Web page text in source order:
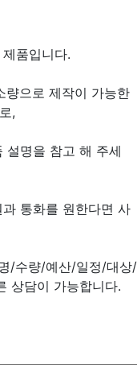
품입니다.
량으로 제작이 가능한
,
설명을 참고 해 주세
통화를 원한다면 사
/수량/예산/일정/대상/
상담이 가능합니다.